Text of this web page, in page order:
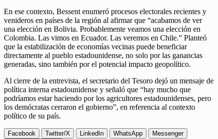
En ese contexto, Bessent enumeró procesos electorales recientes y
venideros en países de la región al afirmar que “acabamos de ver
una elección en Bolivia. Probablemente veamos una elección en
Colombia. Las vimos en Ecuador. Las veremos en Chile.” Planteó
que la estabilización de economías vecinas puede beneficiar
directamente al pueblo estadounidense, no solo por las ganancias
generadas, sino también por el potencial impacto geopolítico.
Al cierre de la entrevista, el secretario del Tesoro dejó un mensaje de
política interna estadounidense y señaló que “hay mucho que
podríamos estar haciendo por los agricultores estadounidenses, pero
los demócratas cerraron el gobierno”, en referencia al contexto
político de su país.
Facebook Twitter/X LinkedIn WhatsApp Messenger